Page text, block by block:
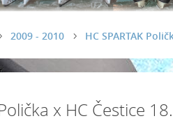
2009 - 2010 HC SPARTAK
Polička x HC Čestice